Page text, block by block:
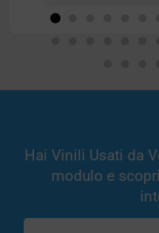
Hai Vinili Usati da
modulo e